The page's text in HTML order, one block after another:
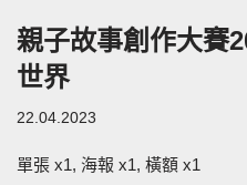
親子故事創作大賽
世界
22.04.2023
單張 x1, 海報 x1, 橫額 x1